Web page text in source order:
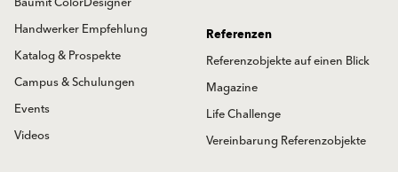
Handwerker Empfehlung
Katalog & Prospekte
Campus & Schulungen
Events
Videos
Referenzen
Referenzobjekte auf einen Blick
Magazine
Life Challenge
Vereinbarung Referenzobjekte